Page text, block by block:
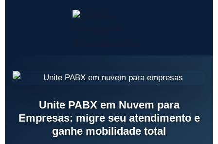
Unite PABX em Nuvem para
Empresas: migre seu atendimento e
ganhe mobilidade total